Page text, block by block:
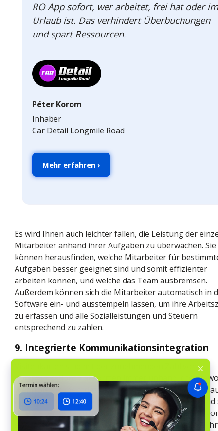
RO App sofort, wer arbeitet, frei hat oder im
Urlaub ist. Das verhindert Überbuchungen
und spart Ressourcen.
Péter Korom
Inhaber
Car Detail Longmile Road
Mehr erfahren ›
Es wird Ihnen auch leichter fallen, die Leistung der
Mitarbeiter anhand ihrer Aufgaben zu überwachen. Sie
können herausfinden, welche Mitarbeiter für
Aufgaben besser geeignet sind und somit effizienter
arbeiten können, und welche das Team ausbremsen.
Außerdem können sich die Mitarbeiter automatisch in
Software ein- und ausstempeln lassen, um ihre
zu erfassen und alle Sozialleistungen und Steuern
entsprechend zu zahlen.
9. Integrierte Kommunikationsintegration
Kommunikationsplattformen immer unhandlicher
Wenn Sie glauben, dass es eine Herausforderung ist,
allen Kommunikationsplattformen präsent zu sein und
eine Visitenkarte zu quetschen, dann stellen Sie sich
sich Ihr Verstand fühlt, wenn Sie versuchen, sich alle